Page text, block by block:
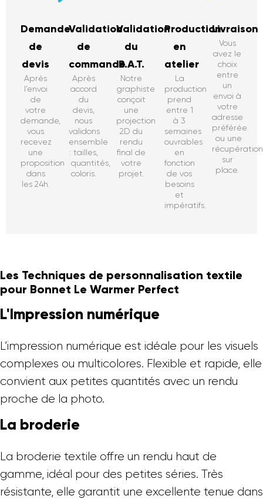
Demande
de
devis
Après
l’envoi
de
votre
demande,
vous
recevez
une
proposition
dans
les 24h.
Validation
de
commande
Après
accord
du
devis,
nous
validons
ensemble
: tailles,
quantités,
coloris.
Validation
du
B.A.T.
Notre
graphiste
conçoit
une
projection
2D du
rendu
final de
votre
projet.
Production
en
atelier
La
production
prend
entre 1
à 3
semaines
ouvrables
en
fonction
de vos
besoins
et
impératifs.
Livraison
Vous
avez le
choix
entre
un
envoi à
votre
adresse
préférée
ou une
récupération
sur
place.
Les Techniques de personnalisation textile
pour Bonnet Le Warmer Perfect
L'Impression numérique
L’impression numérique est idéale pour les visuels
complexes ou multicolores. Flexible et rapide, elle
convient aux petites quantités avec un rendu
proche de la photo.
La broderie
La broderie textile offre un rendu haut de
gamme, idéal pour des petites séries. Très
résistante, elle garantit une excellente tenue dans